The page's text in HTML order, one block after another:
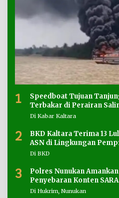
1
Speedboat Tujuan
Terbakar di Perairan
Di Kabar Kaltara
2
BKD Kaltara Terima 13
ASN di Lingkungan
Di BKD
3
Polres Nunukan
Penyebaran Konten SARA
Di Hukrim, Nunukan